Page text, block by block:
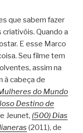
que sabem fazer
Quando a
E esse Marco
Seu filme tem
assim na
à cabeça de
do Mundo
Destino de
Jeunet, (500) Dias
(2011), de